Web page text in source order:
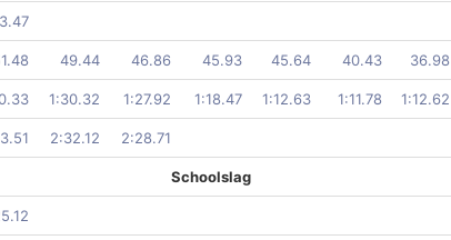
49.44 46.86 45.93 45.64 40.43 36.98
1:30.32 1:27.92 1:18.47 1:12.63 1:11.78 1:12.62
2:32.12 2:28.71
Schoolslag